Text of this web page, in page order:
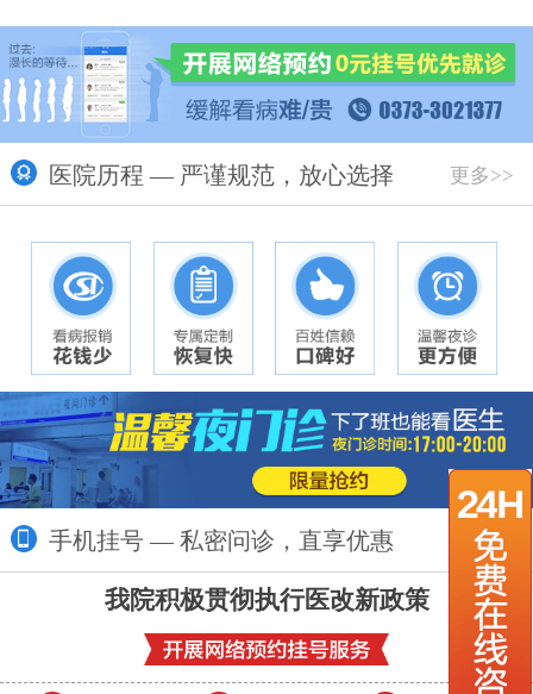
医院历程 — 严谨规范，放心选择 更多>>
手机挂号 — 私密问诊，直享优惠 更多>>
我院积极贯彻执行医改新政策